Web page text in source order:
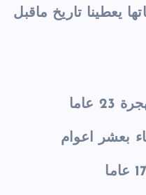
يعطينا تاريخ ماقبل
عاما
بعشر اعوام